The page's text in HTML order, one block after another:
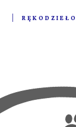
RĘKODZIEŁO